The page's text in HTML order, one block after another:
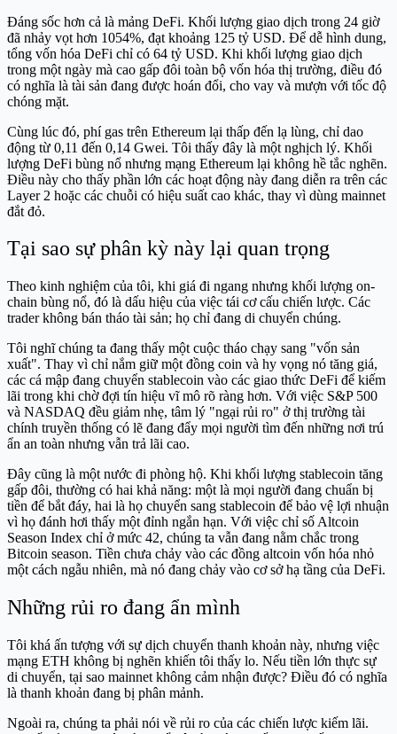
Đáng sốc hơn cả là mảng DeFi. Khối lượng giao dịch trong 24 giờ
đã nhảy vọt hơn 1054%, đạt khoảng 125 tỷ USD. Để dễ hình dung,
tổng vốn hóa DeFi chỉ có 64 tỷ USD. Khi khối lượng giao dịch
trong một ngày mà cao gấp đôi toàn bộ vốn hóa thị trường, điều đó
có nghĩa là tài sản đang được hoán đổi, cho vay và mượn với tốc độ
chóng mặt.
Cùng lúc đó, phí gas trên Ethereum lại thấp đến lạ lùng, chỉ dao
động từ 0,11 đến 0,14 Gwei. Tôi thấy đây là một nghịch lý. Khối
lượng DeFi bùng nổ nhưng mạng Ethereum lại không hề tắc nghẽn.
Điều này cho thấy phần lớn các hoạt động này đang diễn ra trên các
Layer 2 hoặc các chuỗi có hiệu suất cao khác, thay vì dùng mainnet
đắt đỏ.
Tại sao sự phân kỳ này lại quan trọng
Theo kinh nghiệm của tôi, khi giá đi ngang nhưng khối lượng on-
chain bùng nổ, đó là dấu hiệu của việc tái cơ cấu chiến lược. Các
trader không bán tháo tài sản; họ chỉ đang di chuyển chúng.
Tôi nghĩ chúng ta đang thấy một cuộc tháo chạy sang "vốn sản
xuất". Thay vì chỉ nắm giữ một đồng coin và hy vọng nó tăng giá,
các cá mập đang chuyển stablecoin vào các giao thức DeFi để kiếm
lãi trong khi chờ đợi tín hiệu vĩ mô rõ ràng hơn. Với việc S&P 500
và NASDAQ đều giảm nhẹ, tâm lý "ngại rủi ro" ở thị trường tài
chính truyền thống có lẽ đang đẩy mọi người tìm đến những nơi trú
ẩn an toàn nhưng vẫn trả lãi cao.
Đây cũng là một nước đi phòng hộ. Khi khối lượng stablecoin tăng
gấp đôi, thường có hai khả năng: một là mọi người đang chuẩn bị
tiền để bắt đáy, hai là họ chuyển sang stablecoin để bảo vệ lợi nhuận
vì họ đánh hơi thấy một đỉnh ngắn hạn. Với việc chỉ số Altcoin
Season Index chỉ ở mức 42, chúng ta vẫn đang nằm chắc trong
Bitcoin season. Tiền chưa chảy vào các đồng altcoin vốn hóa nhỏ
một cách ngẫu nhiên, mà nó đang chảy vào cơ sở hạ tầng của DeFi.
Những rủi ro đang ẩn mình
Tôi khá ấn tượng với sự dịch chuyển thanh khoản này, nhưng việc
mạng ETH không bị nghẽn khiến tôi thấy lo. Nếu tiền lớn thực sự
di chuyển, tại sao mainnet không cảm nhận được? Điều đó có nghĩa
là thanh khoản đang bị phân mảnh.
Ngoài ra, chúng ta phải nói về rủi ro của các chiến lược kiếm lãi.